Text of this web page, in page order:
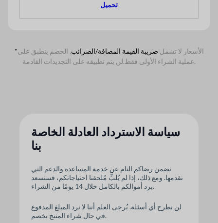
تحميل
* الأسعار لا تشمل ضريبة القيمة المضافة/الضرائب. الخصم ينطبق على
عملية الشراء الأولى فقط.لن يتم تطبيقه على التجديدات القادمة.
سياسة الاسترداد العادلة الخاصة
بنا
نضمن رضاكم التام عن خدمة المساعدة والدعم التي
نقدمها. ومع ذلك، إذا لم يُلبِّ مُلحقنا احتياجاتكم، فسنسعد
برد أموالكم بالكامل خلال 14 يومًا من الشراء.
لن نطرح أي أسئلة. يُرجى العلم أننا لا نرد المبلغ المدفوع
في حال شراء المنتج بخصم.